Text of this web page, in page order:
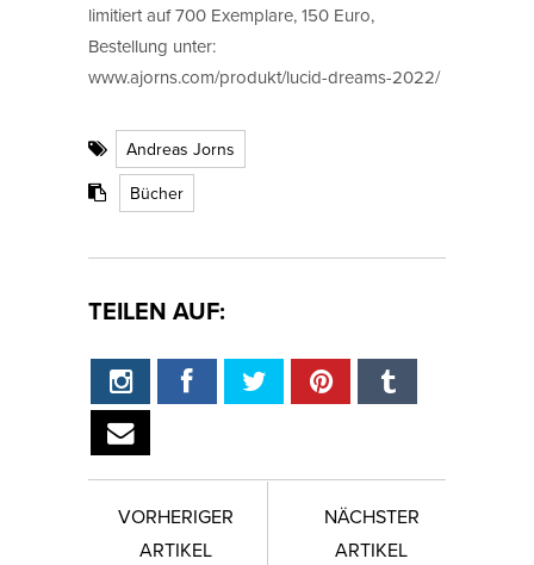
limitiert auf 700 Exemplare, 150 Euro,
Bestellung unter:
www.ajorns.com/produkt/lucid-dreams-2022/
Andreas Jorns
Bücher
TEILEN AUF:
VORHERIGER
ARTIKEL
NÄCHSTER
ARTIKEL